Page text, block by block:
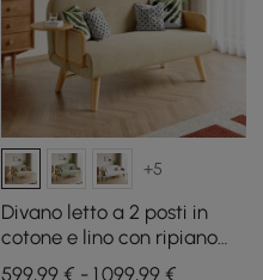
+5
Divano letto a 2 posti in
cotone e lino con ripiano
girevole
599,99 € - 1.099,99 €